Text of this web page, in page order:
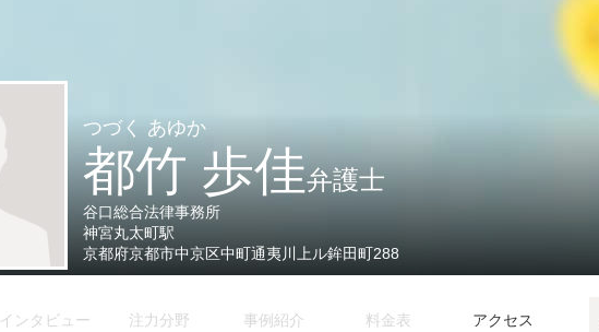
つづく あゆか
都竹 歩佳弁護士
谷口総合法律事務所
神宮丸太町駅
京都府京都市中京区中町通夷川上ル鉾田町288
インタビュー 注力分野 事例紹介 料金表 アクセス